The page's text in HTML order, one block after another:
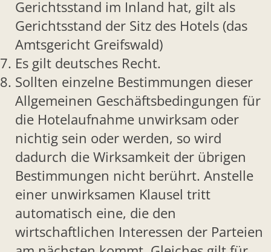
Gerichtsstand im Inland hat, gilt als
Gerichtsstand der Sitz des Hotels (das
Amtsgericht Greifswald)
Es gilt deutsches Recht.
Sollten einzelne Bestimmungen dieser
Allgemeinen Geschäftsbedingungen für
die Hotelaufnahme unwirksam oder
nichtig sein oder werden, so wird
dadurch die Wirksamkeit der übrigen
Bestimmungen nicht berührt. Anstelle
einer unwirksamen Klausel tritt
automatisch eine, die den
wirtschaftlichen Interessen der Parteien